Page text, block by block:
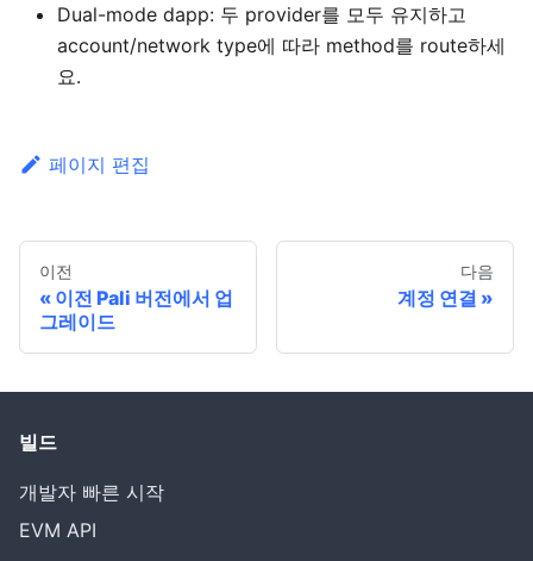
Dual-mode dapp: 두 provider를 모두 유지하고
account/network type에 따라 method를 route하세
요.
페이지 편집
이전
이전 Pali 버전에서 업
그레이드
다음
계정 연결
빌드
개발자 빠른 시작
EVM API